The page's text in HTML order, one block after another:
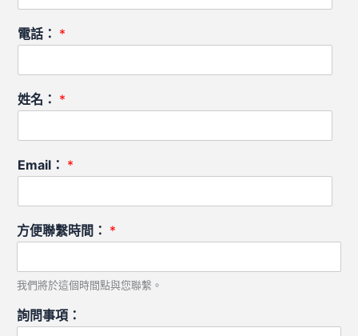
電話： *
姓名： *
Email： *
方便聯繫時間： *
我們將於這個時間點與您聯繫。
詢問事項：